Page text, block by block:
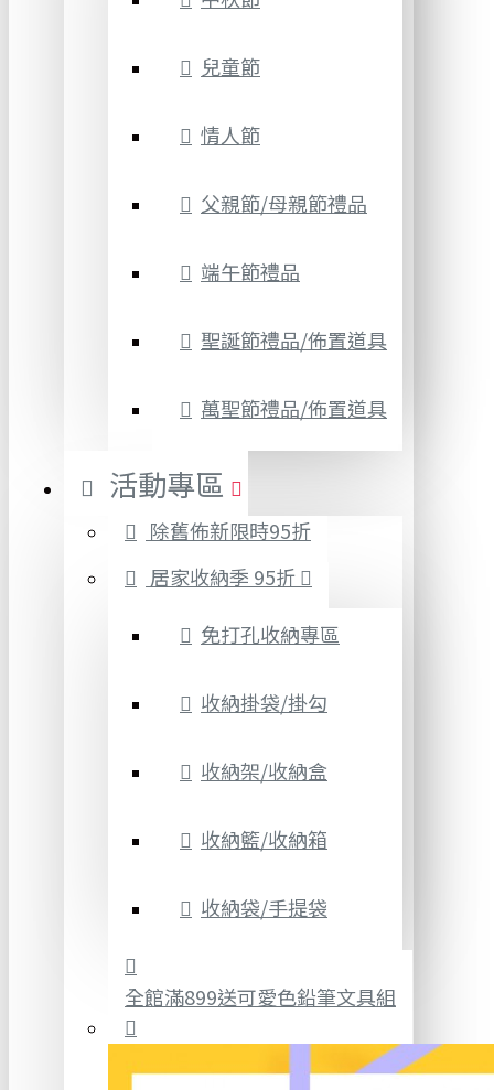
兒童節
情人節
父親節/母親節禮品
端午節禮品
聖誕節禮品/佈置道具
萬聖節禮品/佈置道具
活動專區
除舊佈新限時95折
居家收納季 95折
免打孔收納專區
收納掛袋/掛勾
收納架/收納盒
收納籃/收納箱
收納袋/手提袋
全館滿899送可愛色鉛筆文具組